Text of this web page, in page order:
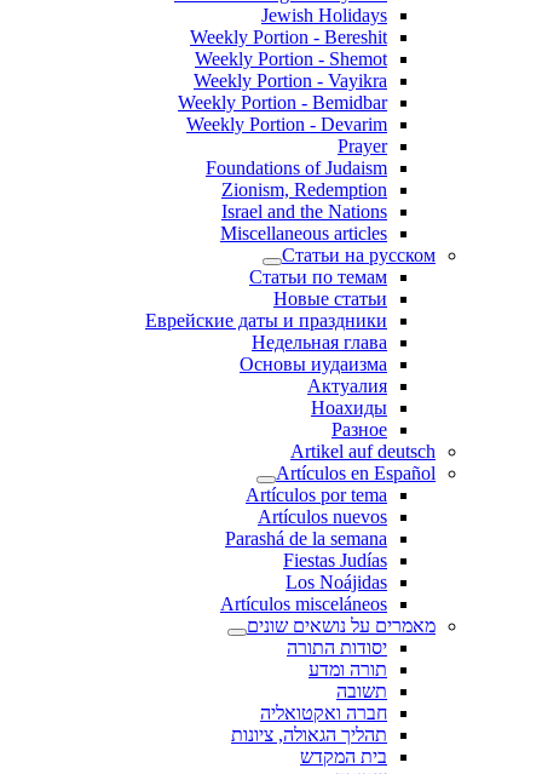
Jewish Holidays
Weekly Portion - Bereshit
Weekly Portion - Shemot
Weekly Portion - Vayikra
Weekly Portion - Bemidbar
Weekly Portion - Devarim
Prayer
Foundations of Judaism
Zionism, Redemption
Israel and the Nations
Miscellaneous articles
Статьи на русском
Статьи по темам
Новые статьи
Еврейские даты и праздники
Недельная глава
Основы иудаизма
Актуалия
Ноахиды
Разное
Artikel auf deutsch
Artículos en Español
Artículos por tema
Artículos nuevos
Parashá de la semana
Fiestas Judías
Los Noájidas
Artículos misceláneos
מאמרים על נושאים שונים
יסודות התורה
תורה ומדע
תשובה
חברה ואקטואליה
תהליך הגאולה, ציונות
בית המקדש